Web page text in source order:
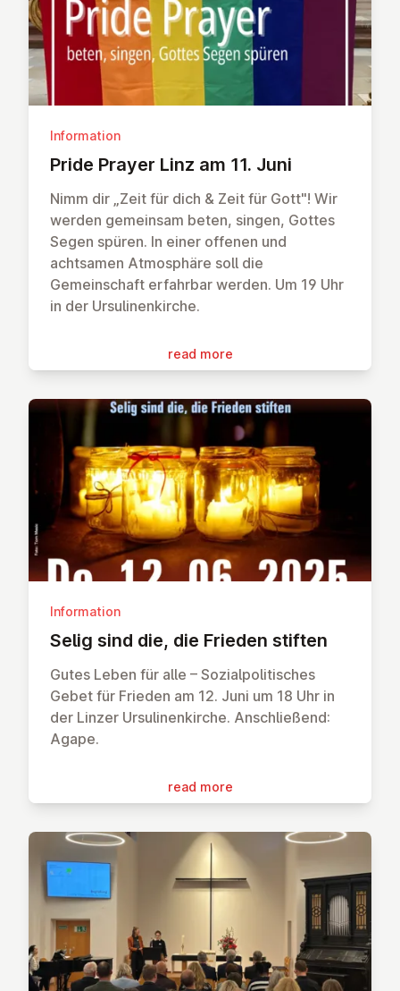
Information
Pride Prayer Linz am 11. Juni
Nimm dir „Zeit für dich & Zeit für Gott"! Wir
werden gemeinsam beten, singen, Gottes
Segen spüren. In einer offenen und
achtsamen Atmosphäre soll die
Gemeinschaft erfahrbar werden. Um 19 Uhr
in der Ursulinenkirche.
read more
Information
Selig sind die, die Frieden stiften
Gutes Leben für alle – Sozialpolitisches
Gebet für Frieden am 12. Juni um 18 Uhr in
der Linzer Ursulinenkirche. Anschließend:
Agape.
read more